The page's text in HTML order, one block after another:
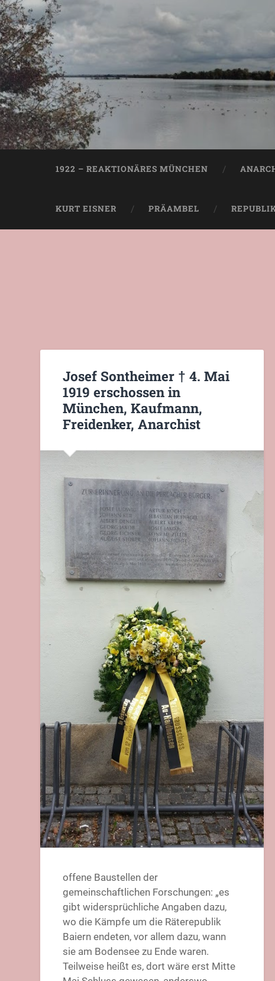
1922 – REAKTIONÄRES MÜNCHEN
KURT EISNER PRÄAMBEL
Josef Sontheimer † 4. Mai
1919 erschossen in
München, Kaufmann,
Freidenker, Anarchist
offene Baustellen der
gemeinschaftlichen Forschungen: „es
gibt widersprüchliche Angaben dazu,
wo die Kämpfe um die Räterepublik
Baiern endeten, vor allem dazu, wann
sie am Bodensee zu Ende waren.
Teilweise heißt es, dort wäre erst Mitte